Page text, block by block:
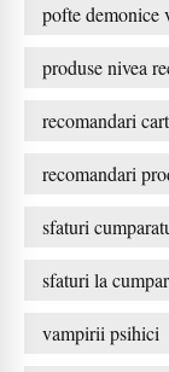
pofte demonice
produse nivea
recomandari
recomandari
sfaturi
sfaturi la
vampirii psihici